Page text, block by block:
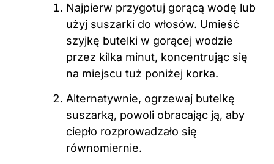
Najpierw przygotuj gorącą wodę lub
użyj suszarki do włosów. Umieść
szyjkę butelki w gorącej wodzie
przez kilka minut, koncentrując się
na miejscu tuż poniżej korka.
Alternatywnie, ogrzewaj butelkę
suszarką, powoli obracając ją, aby
ciepło rozprowadzało się
równomiernie.